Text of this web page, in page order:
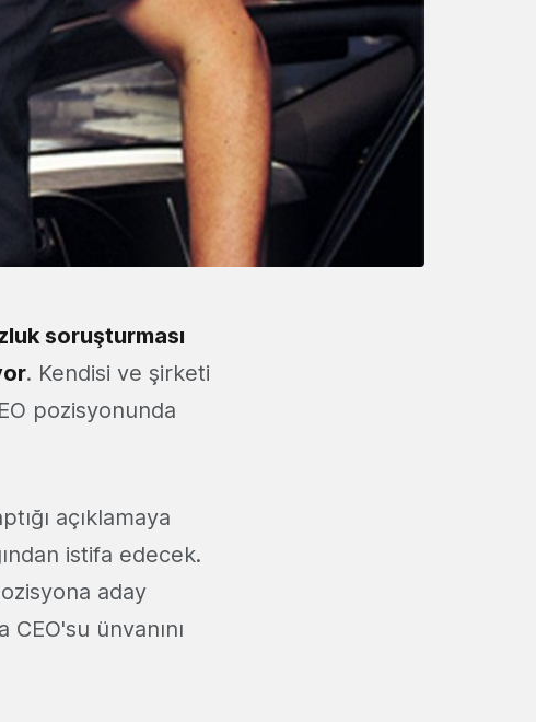
soruşturması
. Kendisi ve şirketi
pozisyonunda
açıklamaya
istifa edecek.
aday
ünvanını